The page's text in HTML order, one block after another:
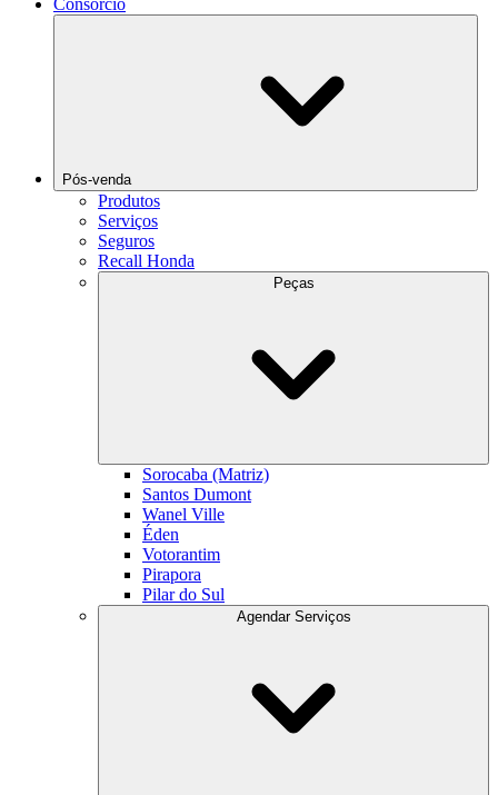
Consórcio
Pós-venda
Produtos
Serviços
Seguros
Recall Honda
Sorocaba (Matriz)
Santos Dumont
Wanel Ville
Éden
Votorantim
Pirapora
Pilar do Sul